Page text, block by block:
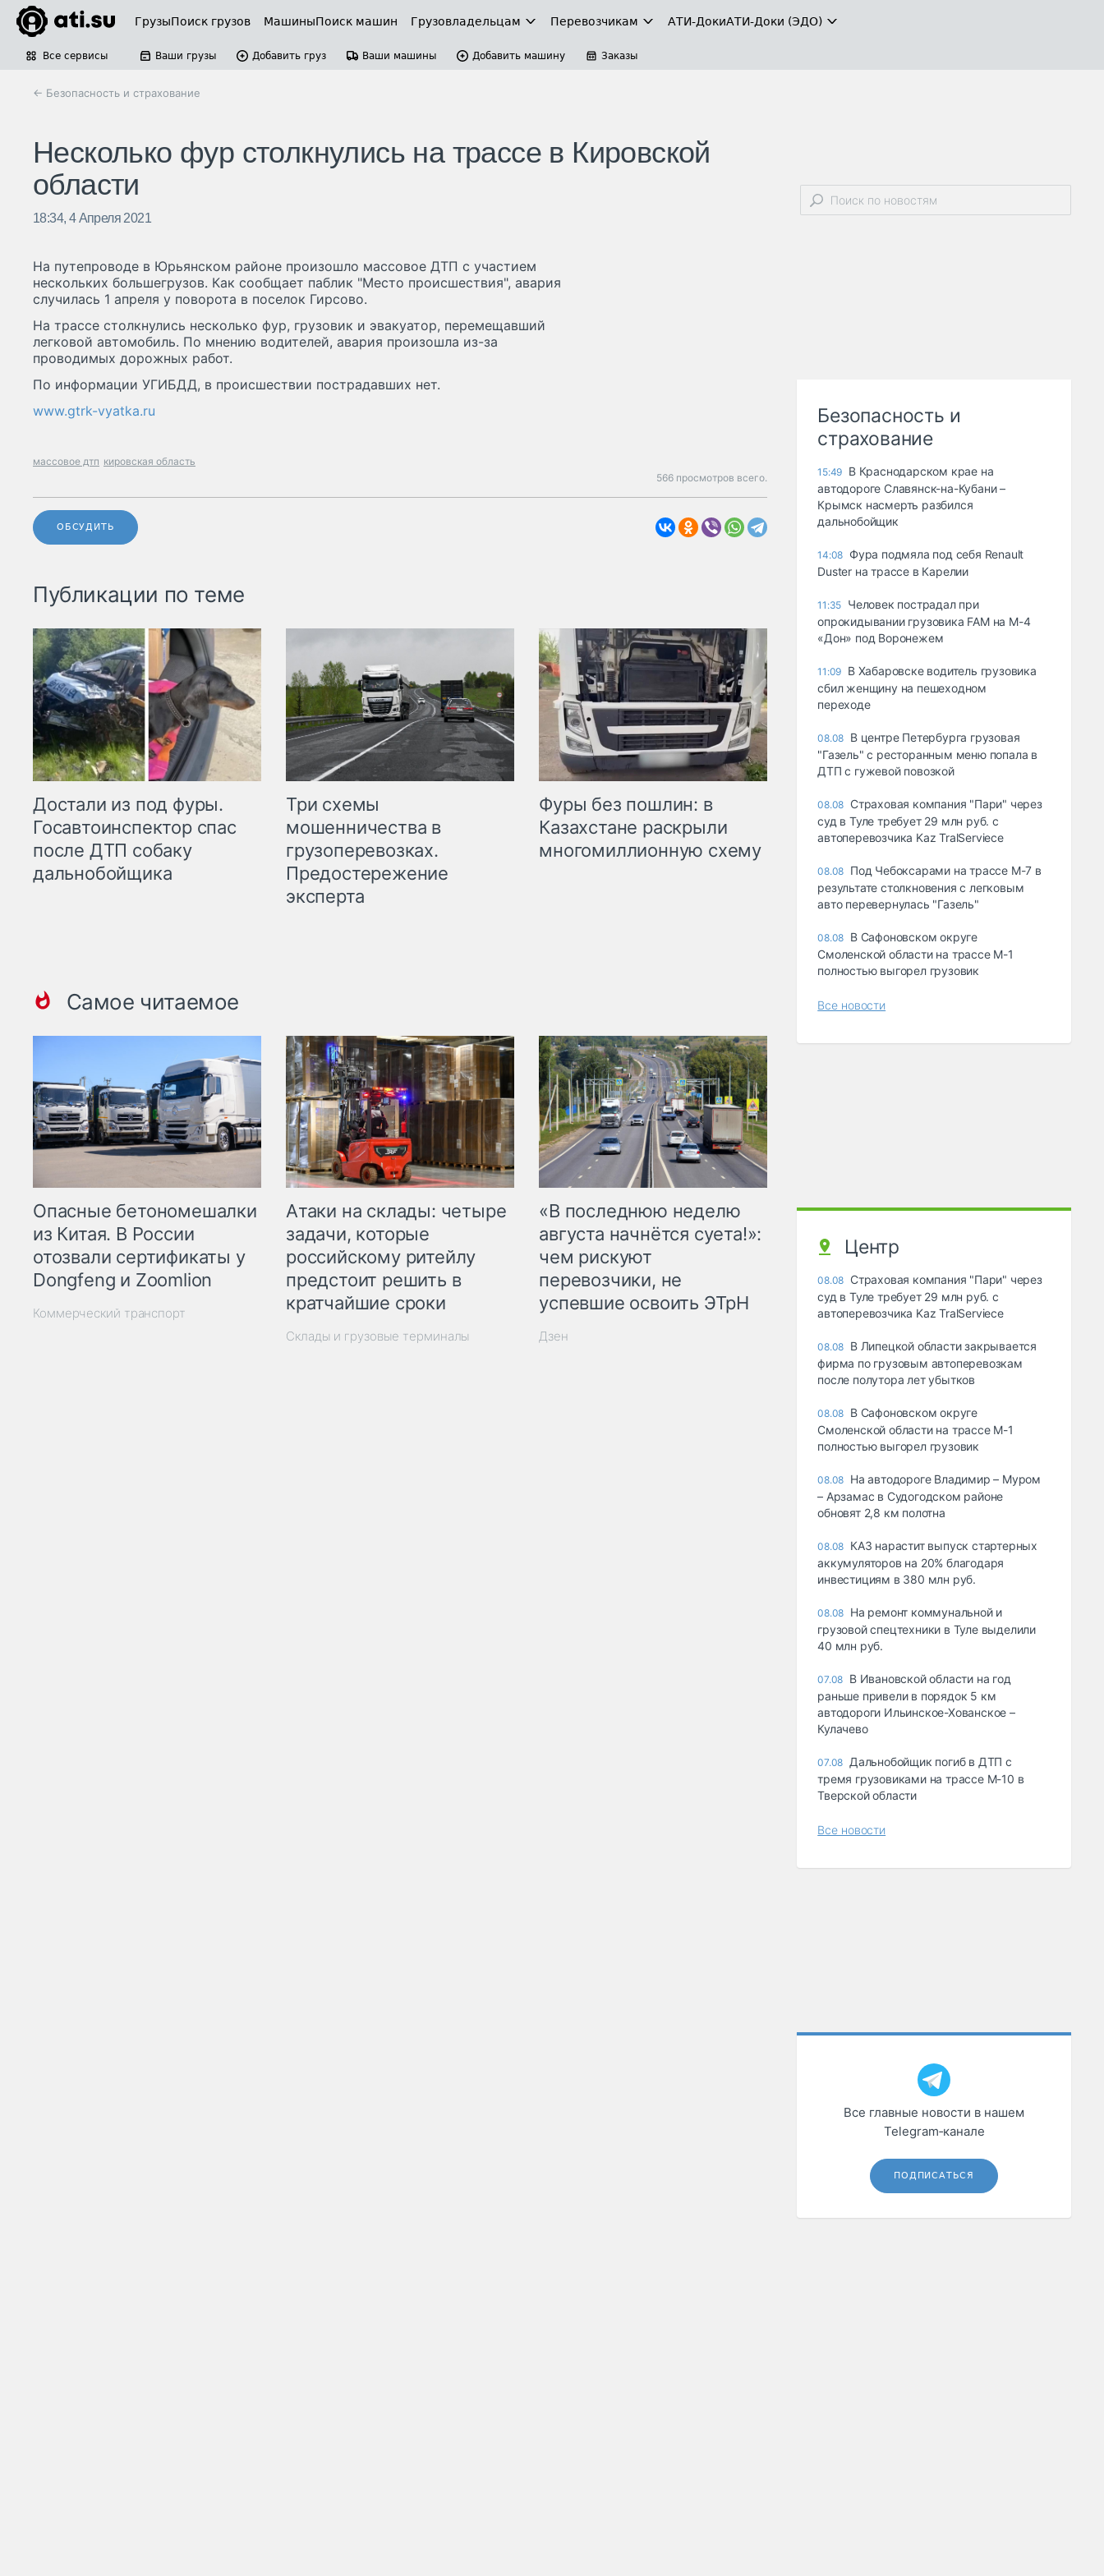
ГрузыПоиск грузов МашиныПоиск машин Грузовладельцам Перевозчикам АТИ-ДокиАТИ-Доки (ЭДО)
Все сервисы Ваши грузы Добавить груз Ваши машины Добавить машину Заказы
← Безопасность и страхование
Несколько фур столкнулись на трассе в Кировской
области
18:34, 4 Апреля 2021
На путепроводе в Юрьянском районе произошло массовое ДТП с участием
нескольких большегрузов. Как сообщает паблик "Место происшествия", авария
случилась 1 апреля у поворота в поселок Гирсово.
На трассе столкнулись несколько фур, грузовик и эвакуатор, перемещавший
легковой автомобиль. По мнению водителей, авария произошла из-за
проводимых дорожных работ.
По информации УГИБДД, в происшествии пострадавших нет.
www.gtrk-vyatka.ru
массовое дтп кировская область
566 просмотров всего.
ОБСУДИТЬ
Публикации по теме
Достали из под фуры.
Госавтоинспектор спас
после ДТП собаку
дальнобойщика
Три схемы
мошенничества в
грузоперевозках.
Предостережение
эксперта
Фуры без пошлин: в
Казахстане раскрыли
многомиллионную схему
Самое читаемое
Опасные бетономешалки
из Китая. В России
отозвали сертификаты у
Dongfeng и Zoomlion
Коммерческий транспорт
Атаки на склады: четыре
задачи, которые
российскому ритейлу
предстоит решить в
кратчайшие сроки
Склады и грузовые терминалы
«В последнюю неделю
августа начнётся суета!»:
чем рискуют
перевозчики, не
успевшие освоить ЭТрН
Дзен
Безопасность и
страхование
15:49 В Краснодарском крае на
автодороге Славянск-на-Кубани –
Крымск насмерть разбился
дальнобойщик
14:08 Фура подмяла под себя Renault
Duster на трассе в Карелии
11:35 Человек пострадал при
опрокидывании грузовика FAM на М-4
«Дон» под Воронежем
11:09 В Хабаровске водитель грузовика
сбил женщину на пешеходном
переходе
08.08 В центре Петербурга грузовая
"Газель" с ресторанным меню попала в
ДТП с гужевой повозкой
08.08 Страховая компания "Пари" через
суд в Туле требует 29 млн руб. с
автоперевозчика Kaz TralServiece
08.08 Под Чебоксарами на трассе М-7 в
результате столкновения с легковым
авто перевернулась "Газель"
08.08 В Сафоновском округе
Смоленской области на трассе М-1
полностью выгорел грузовик
Все новости
Центр
08.08 Страховая компания "Пари" через
суд в Туле требует 29 млн руб. с
автоперевозчика Kaz TralServiece
08.08 В Липецкой области закрывается
фирма по грузовым автоперевозкам
после полутора лет убытков
08.08 В Сафоновском округе
Смоленской области на трассе М-1
полностью выгорел грузовик
08.08 На автодороге Владимир – Муром
– Арзамас в Судогодском районе
обновят 2,8 км полотна
08.08 КАЗ нарастит выпуск стартерных
аккумуляторов на 20% благодаря
инвестициям в 380 млн руб.
08.08 На ремонт коммунальной и
грузовой спецтехники в Туле выделили
40 млн руб.
07.08 В Ивановской области на год
раньше привели в порядок 5 км
автодороги Ильинское-Хованское –
Кулачево
07.08 Дальнобойщик погиб в ДТП с
тремя грузовиками на трассе М-10 в
Тверской области
Все новости
Все главные новости в нашем
Telegram‑канале
ПОДПИСАТЬСЯ